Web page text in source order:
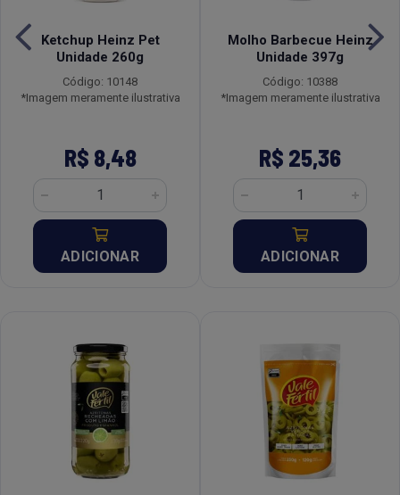
Ketchup Heinz Pet
Unidade 260g
Código: 10148
*Imagem meramente ilustrativa
R$ 8,48
ADICIONAR
Molho Barbecue Heinz
Unidade 397g
Código: 10388
*Imagem meramente ilustrativa
R$ 25,36
ADICIONAR